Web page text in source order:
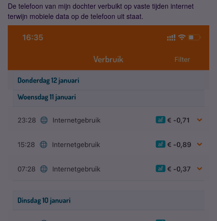
De telefoon van mijn dochter verbuikt op vaste tijden internet
terwijn mobiele data op de telefoon uit staat.